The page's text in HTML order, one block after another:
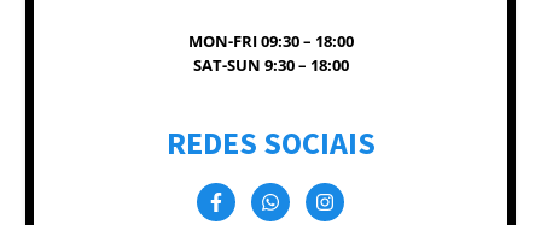
MON-FRI 09:30 – 18:00
SAT-SUN 9:30 – 18:00
REDES SOCIAIS